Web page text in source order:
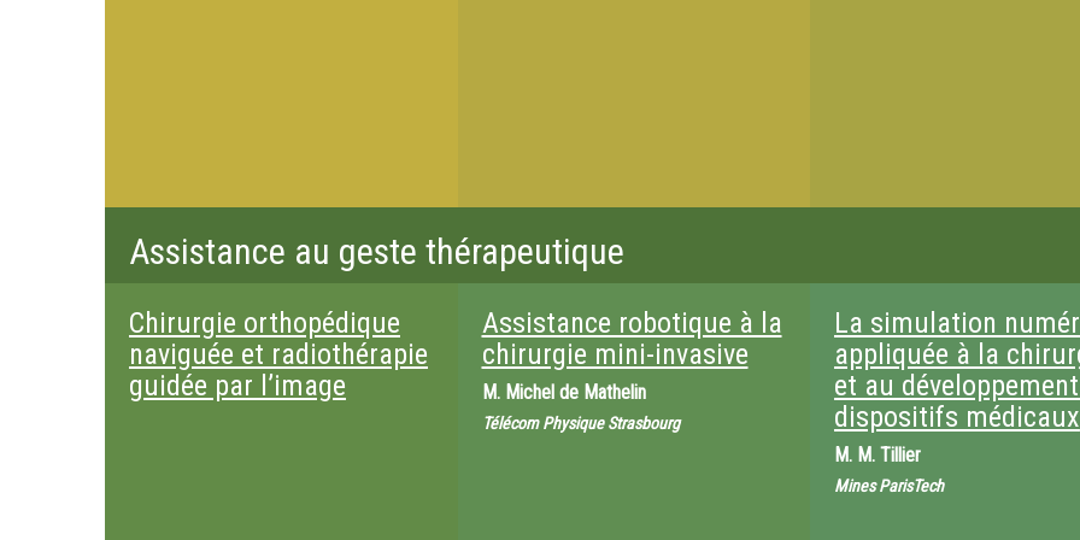
Assistance au geste thérapeutique
Chirurgie orthopédique
naviguée et radiothérapie
guidée par l’image
Assistance robotique à la
chirurgie mini-invasive
M. Michel de Mathelin
Télécom Physique Strasbourg
La simulation
appliquée à la
et au
dispositifs médicaux
M. M. Tillier
Mines ParisTech